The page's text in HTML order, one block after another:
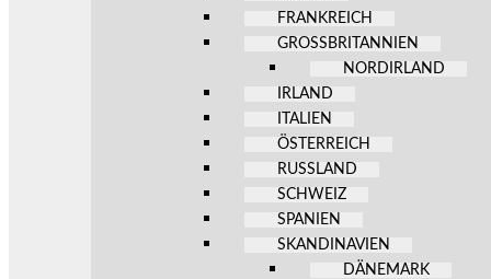
FRANKREICH
GROSSBRITANNIEN
NORDIRLAND
IRLAND
ITALIEN
ÖSTERREICH
RUSSLAND
SCHWEIZ
SPANIEN
SKANDINAVIEN
DÄNEMARK